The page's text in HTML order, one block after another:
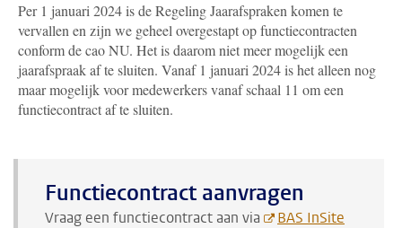
Per 1 januari 2024 is de Regeling Jaarafspraken komen te
vervallen en zijn we geheel overgestapt op functiecontracten
conform de cao NU. Het is daarom niet meer mogelijk een
jaarafspraak af te sluiten. Vanaf 1 januari 2024 is het alleen nog
maar mogelijk voor medewerkers vanaf schaal 11 om een
functiecontract af te sluiten.
Functiecontract aanvragen
Vraag een functiecontract aan via
BAS InSite